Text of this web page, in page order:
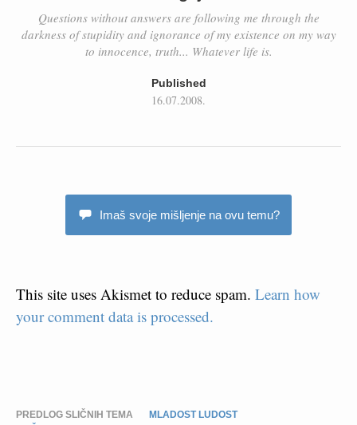
Questions without answers are following me through the
darkness of stupidity and ignorance of my existence on my way
to innocence, truth... Whatever life is.
Published
16.07.2008.
Imaš svoje mišljenje na ovu temu?
This site uses Akismet to reduce spam. Learn how
your comment data is processed.
PREDLOG SLIČNIH TEMA
MLADOST LUDOST